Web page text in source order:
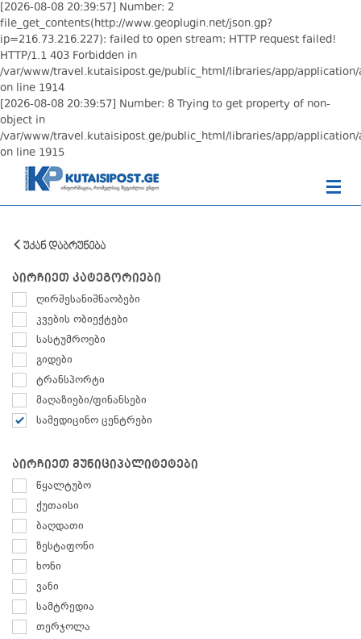
[2026-08-08 20:39:57] Number: 2
file_get_contents(http://www.geoplugin.net/json.gp?
ip=216.73.216.227): failed to open stream: HTTP request failed!
HTTP/1.1 403 Forbidden in
/var/www/travel.kutaisipost.ge/public_html/libraries/app/
on line 1914
[2026-08-08 20:39:57] Number: 8 Trying to get property of non-
object in
/var/www/travel.kutaisipost.ge/public_html/libraries/app/
on line 1915
უკან დაბრუნება
აირჩიეთ კატეგორიები
ღირშესანიშნაობები
კვების ობიექტები
სასტუმროები
გიდები
ტრანსპორტი
მაღაზიები/ფინანსები
სამედიცინო ცენტრები
აირჩიეთ მუნიციპალიტეტები
წყალტუბო
ქუთაისი
ბაღდათი
ზესტაფონი
ხონი
ვანი
სამტრედია
თერჯოლა